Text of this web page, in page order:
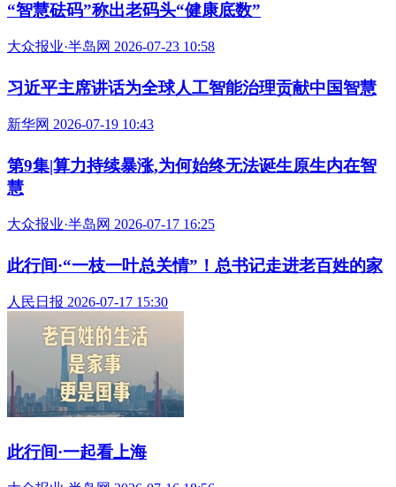
“智慧砝码”称出老码头“健康底数”
大众报业·半岛网 2026-07-23 10:58
习近平主席讲话为全球人工智能治理贡献中国智慧
新华网 2026-07-19 10:43
第9集|算力持续暴涨,为何始终无法诞生原生内在智
慧
大众报业·半岛网 2026-07-17 16:25
此行间·“一枝一叶总关情”！总书记走进老百姓的家
人民日报 2026-07-17 15:30
此行间·一起看上海